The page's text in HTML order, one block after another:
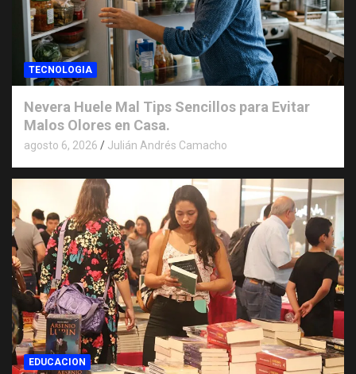
TECNOLOGIA
Nevera Huele Mal Tips Sencillos para Evitar
Malos Olores en Casa.
agosto 6, 2026 Julián Andrés Camacho
EDUCACION